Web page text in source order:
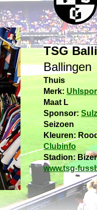
TSG
Ballingen
Thuis
Merk:
Maat L
Sponsor:
Seizoen
Kleuren:
Clubinfo
Stadion:
www.tsg-